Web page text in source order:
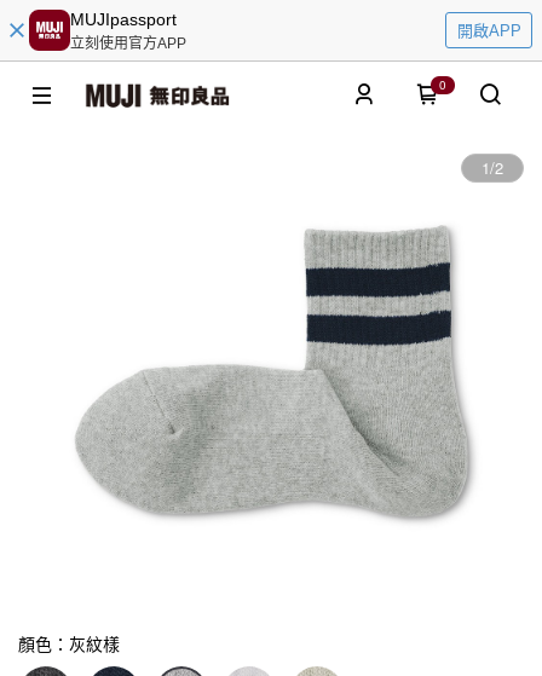
MUJIpassport
立刻使用官方APP
開啟APP
0
1/2
顏色：灰紋樣